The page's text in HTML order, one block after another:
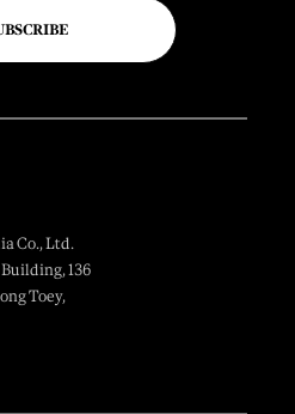
Co., Ltd.
136
Toey,